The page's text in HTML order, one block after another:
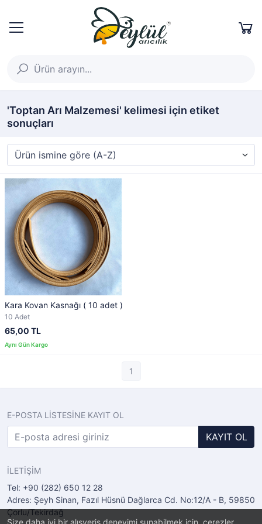
Size daha iyi bir alışveriş deneyimi sunabilmek için, çerezler
'Toptan Arı Malzemesi' kelimesi için etiket
sonuçları
Kara Kovan Kasnağı ( 10 adet )
10 Adet
65,00 TL
1
E-POSTA LİSTESİNE KAYIT OL
KAYIT OL
İLETİŞİM
Tel: +90 (282) 650 12 28
Adres: Şeyh Sinan, Fazıl Hüsnü Dağlarca Cd. No:12/A - B, 59850
Çorlu/Tekirdağ